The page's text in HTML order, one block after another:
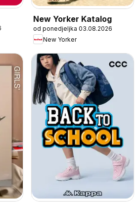
New Yorker Katalog
od ponedjeljka 03.08.2026
New Yorker